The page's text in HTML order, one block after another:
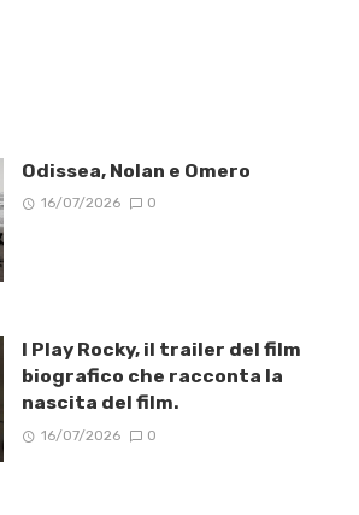
Odissea, Nolan e Omero
16/07/2026 0
I Play Rocky, il trailer del film
biografico che racconta la
nascita del film.
16/07/2026 0